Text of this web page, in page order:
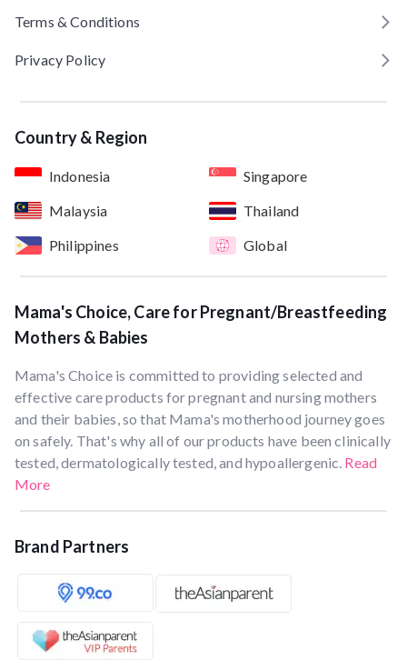
Terms & Conditions
Privacy Policy
Country & Region
Indonesia
Singapore
Malaysia
Thailand
Philippines
Global
Mama's Choice, Care for Pregnant/Breastfeeding
Mothers & Babies
Mama's Choice is committed to providing selected and
effective care products for pregnant and nursing mothers
and their babies, so that Mama's motherhood journey goes
on safely. That's why all of our products have been clinically
tested, dermatologically tested, and hypoallergenic. Read
More
Brand Partners